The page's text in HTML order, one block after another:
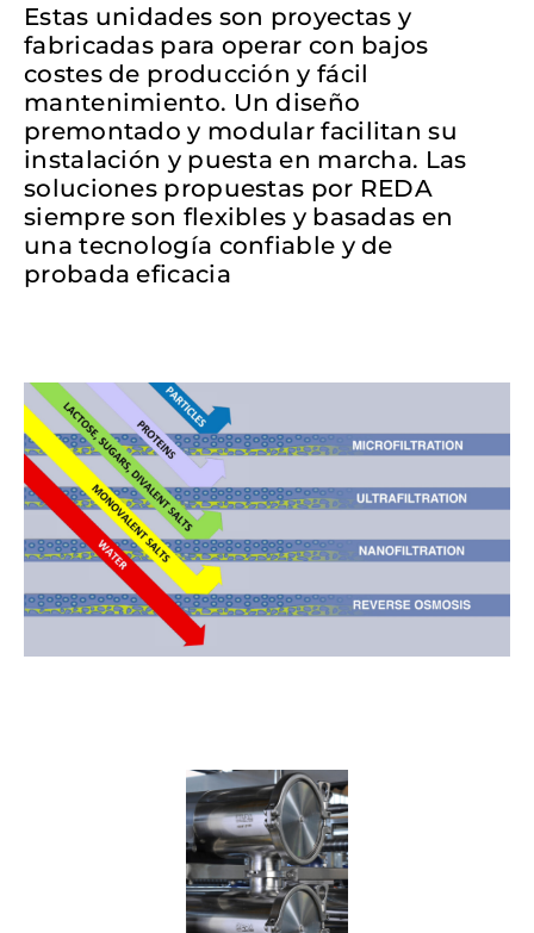
Estas unidades son proyectas y
fabricadas para operar con bajos
costes de producción y fácil
mantenimiento. Un diseño
premontado y modular facilitan su
instalación y puesta en marcha. Las
soluciones propuestas por REDA
siempre son flexibles y basadas en
una tecnología confiable y de
probada eficacia